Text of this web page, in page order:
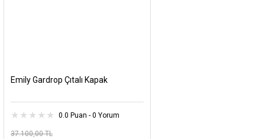
Emily Gardrop Çıtalı Kapak
0.0 Puan - 0 Yorum
37.100,00 TL